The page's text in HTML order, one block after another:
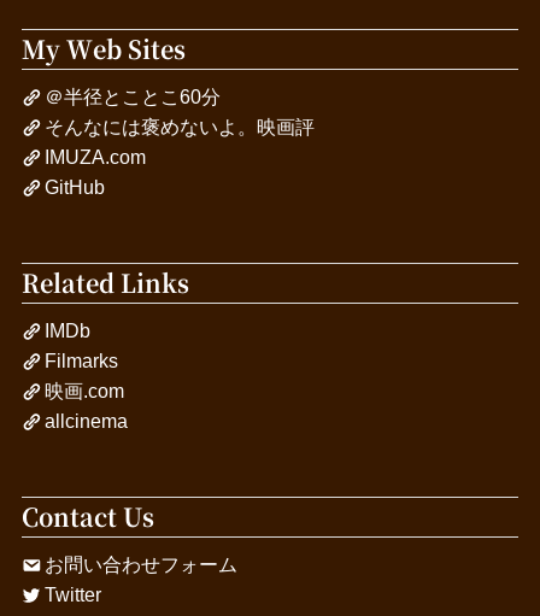
My Web Sites
＠半径とことこ60分
そんなには褒めないよ。映画評
IMUZA.com
GitHub
Related Links
IMDb
Filmarks
映画.com
allcinema
Contact Us
お問い合わせフォーム
Twitter